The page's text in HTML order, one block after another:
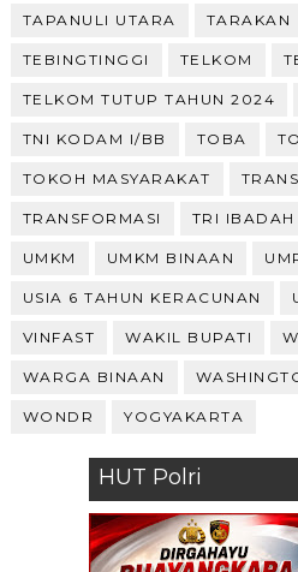
TAPANULI UTARA TARAKAN
TEBINGTINGGI TELKOM
TELKOM TUTUP TAHUN 2024
TNI KODAM I/BB TOBA
TOKOH MASYARAKAT
TRANSFORMASI TRI IBADAH
UMKM UMKM BINAAN
USIA 6 TAHUN KERACUNAN
VINFAST WAKIL BUPATI
WARGA BINAAN
WONDR YOGYAKARTA
HUT Polri